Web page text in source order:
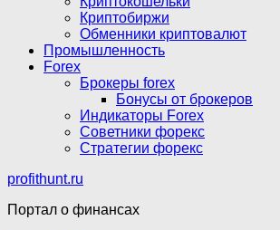
Криптобиржи
Обменники криптовалют
Промышленность
Forex
Брокеры forex
Бонусы от брокеров
Индикаторы Forex
Советники форекс
Стратегии форекс
profithunt.ru
Портал о финансах